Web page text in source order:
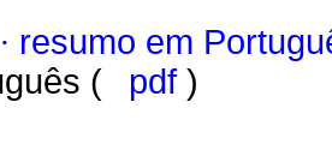
· resumo em
(
pdf )